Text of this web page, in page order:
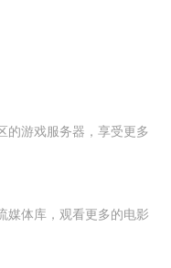
的游戏服务器，享受更多
媒体库，观看更多的电影